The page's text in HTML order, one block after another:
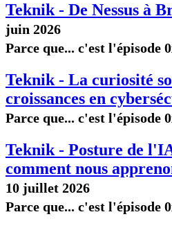
Teknik - De Nessus à
juin 2026
Parce que... c'est l'épisode
Teknik - La curiosité
croissances en
Parce que... c'est l'épisode
Teknik - Posture de
comment nous
10 juillet 2026
Parce que... c'est l'épisode